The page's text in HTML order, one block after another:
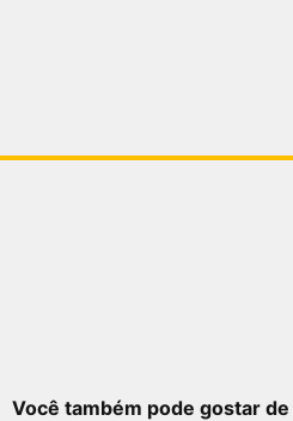
Você também pode gostar de